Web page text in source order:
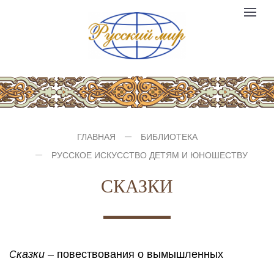
Компания
logo
Toggle
ГЛАВНАЯ
БИБЛИОТЕКА
РУССКОЕ ИСКУССТВО ДЕТЯМ И ЮНОШЕСТВУ
СКАЗКИ
Сказки – повествования о вымышленных